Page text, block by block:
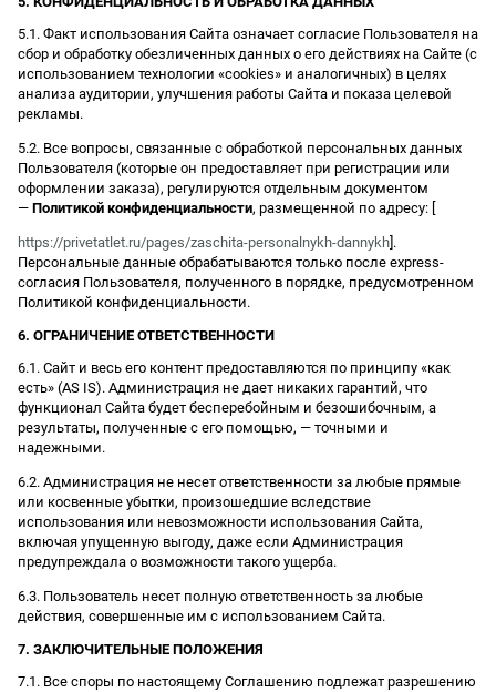
5.1. Факт использования Сайта означает согласие Пользователя на
сбор и обработку обезличенных данных о его действиях на Сайте (с
использованием технологии «cookies» и аналогичных) в целях
анализа аудитории, улучшения работы Сайта и показа целевой
рекламы.
5.2. Все вопросы, связанные с обработкой персональных данных
Пользователя (которые он предоставляет при регистрации или
оформлении заказа), регулируются отдельным документом
— Политикой конфиденциальности, размещенной по адресу: [
https://privetatlet.ru/pages/zaschita-personalnykh-dannykh ].
Персональные данные обрабатываются только после express-
согласия Пользователя, полученного в порядке, предусмотренном
Политикой конфиденциальности.
6. ОГРАНИЧЕНИЕ ОТВЕТСТВЕННОСТИ
6.1. Сайт и весь его контент предоставляются по принципу «как
есть» (AS IS). Администрация не дает никаких гарантий, что
функционал Сайта будет бесперебойным и безошибочным, а
результаты, полученные с его помощью, — точными и
надежными.
6.2. Администрация не несет ответственности за любые прямые
или косвенные убытки, произошедшие вследствие
использования или невозможности использования Сайта,
включая упущенную выгоду, даже если Администрация
предупреждала о возможности такого ущерба.
6.3. Пользователь несет полную ответственность за любые
действия, совершенные им с использованием Сайта.
7. ЗАКЛЮЧИТЕЛЬНЫЕ ПОЛОЖЕНИЯ
7.1. Все споры по настоящему Соглашению подлежат разрешению